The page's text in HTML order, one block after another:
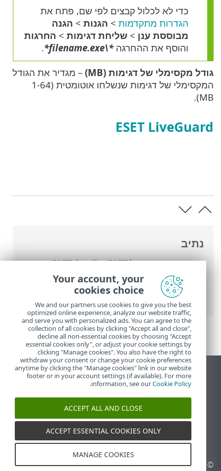
נתיב
העזרה המקוונת של ESET >
ESET Small
Business Security
>
עבודה עם ESET Small
Business Security
>הגדרות מתקדמות
סריקות> הגנה מבוססת ענן
כדי לא לכלול קבצים לפי שם, פתח את
הגדרות מתקדמות > הגנות > הגנה
מבוססת ענן > שליחת דגימות > החרגות
והוסף את ההחרגה*\filename.exe*
.
גודל מקסימלי של דגימות (MB)
– מגדיר את הגודל
המקסימלי של דגימות שנשלחו אוטומטית (‎1-64
MB).
ESET LiveGuard
הצג את האתר למחשב
End of Life
מאגר הידע של ESET
ESET Status Portal
תמיכה אזורית
© 1992 - 2026 ESET, spol. s ניהול קובצי Cookie
Your account, your
cookies choice
We and our partners use cookies to give you the best
optimized online experience, analyze our website traffic,
and serve you with personalized ads. You can agree to the
collection of all cookies by clicking "Accept all and close",
decline all non-essential cookies by choosing "Accept
essential cookies only", or adjust your cookie settings by
clicking "Manage cookies". You also have the right to
withdraw your consent or change your cookie preferences
anytime by clicking the "Manage cookies" link in our website
footer or in your account settings (if available). For more
information, see ourCookie Policy
.
ACCEPT ALL AND CLOSE
ACCEPT ESSENTIAL COOKIES ONLY
MANAGE COOKIES